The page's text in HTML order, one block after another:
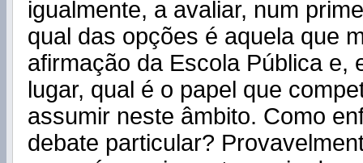
igualmente, a avaliar, num
qual das opções é aquela que
afirmação da Escola Pública e,
lugar, qual é o papel que
assumir neste âmbito. Como
debate particular?